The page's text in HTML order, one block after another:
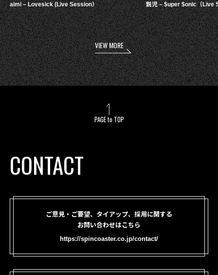
aimi – Lovesick (Live Session） 鋭児 – $uper $onic（Live
VIEW MORE
PAGE to TOP
CONTACT
ご意見・ご要望、タイアップ、採用に関する
お問い合わせはこちら
https://spincoaster.co.jp/contact/